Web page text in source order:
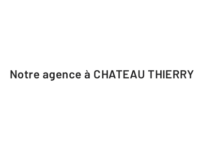
Notre agence à CHATEAU THIERRY